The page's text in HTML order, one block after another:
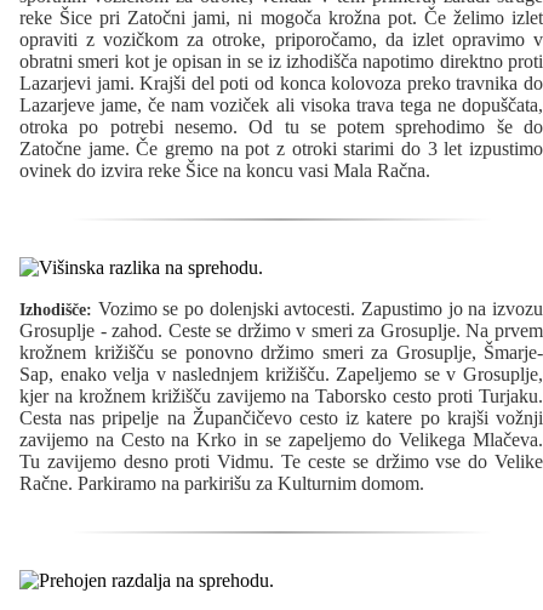
reke Šice pri Zatočni jami, ni mogoča krožna pot. Če želimo izlet
opraviti z vozičkom za otroke, priporočamo, da izlet opravimo v
obratni smeri kot je opisan in se iz izhodišča napotimo direktno proti
Lazarjevi jami. Krajši del poti od konca kolovoza preko travnika do
Lazarjeve jame, če nam voziček ali visoka trava tega ne dopuščata,
otroka po potrebi nesemo. Od tu se potem sprehodimo še do
Zatočne jame. Če gremo na pot z otroki starimi do 3 let izpustimo
ovinek do izvira reke Šice na koncu vasi Mala Račna.
Izhodišče: Vozimo se po dolenjski avtocesti. Zapustimo jo na izvozu
Grosuplje - zahod. Ceste se držimo v smeri za Grosuplje. Na prvem
krožnem križišču se ponovno držimo smeri za Grosuplje, Šmarje-
Sap, enako velja v naslednjem križišču. Zapeljemo se v Grosuplje,
kjer na krožnem križišču zavijemo na Taborsko cesto proti Turjaku.
Cesta nas pripelje na Župančičevo cesto iz katere po krajši vožnji
zavijemo na Cesto na Krko in se zapeljemo do Velikega Mlačeva.
Tu zavijemo desno proti Vidmu. Te ceste se držimo vse do Velike
Račne. Parkiramo na parkirišu za Kulturnim domom.